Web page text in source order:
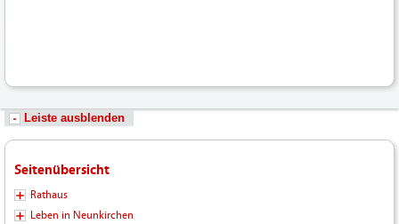
Leiste ausblenden
Seitenübersicht
Rathaus
Leben in Neunkirchen